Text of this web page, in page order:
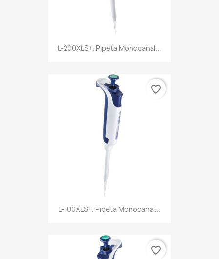
L-200XLS+. Pipeta Monocanal...
L-100XLS+. Pipeta Monocanal...
favorite_border
favorite_border